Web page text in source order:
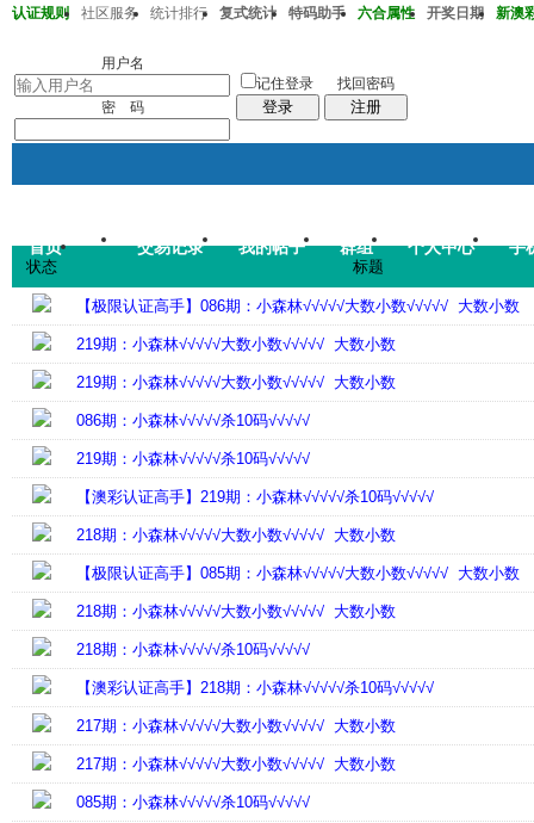
认证规则 社区服务 统计排行 复式统计 特码助手 六合属性 开奖日期
新澳
用户名
密 码
记住登录
登录
找回密码
注册
首页 交易记录 我的帖子 群组 个人中心 手
帖子
码皇总管 说：2026年7月底
状态 标题
【极限认证高手】086期：小森林√√√√√大数小数√√√√√ 大数小数
219期：小森林√√√√√大数小数√√√√√ 大数小数
219期：小森林√√√√√大数小数√√√√√ 大数小数
086期：小森林√√√√√杀10码√√√√√
219期：小森林√√√√√杀10码√√√√√
【澳彩认证高手】219期：小森林√√√√√杀10码√√√√√
218期：小森林√√√√√大数小数√√√√√ 大数小数
【极限认证高手】085期：小森林√√√√√大数小数√√√√√ 大数小数
218期：小森林√√√√√大数小数√√√√√ 大数小数
218期：小森林√√√√√杀10码√√√√√
【澳彩认证高手】218期：小森林√√√√√杀10码√√√√√
217期：小森林√√√√√大数小数√√√√√ 大数小数
217期：小森林√√√√√大数小数√√√√√ 大数小数
085期：小森林√√√√√杀10码√√√√√